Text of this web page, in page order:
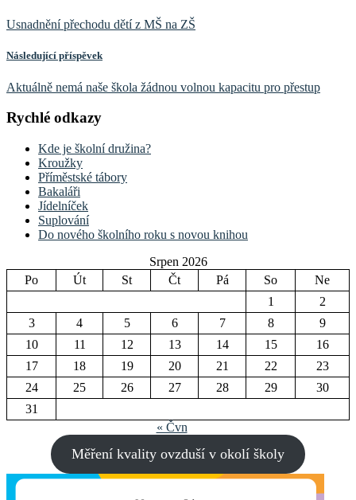
Usnadnění přechodu dětí z MŠ na ZŠ
Následující příspěvek
Aktuálně nemá naše škola žádnou volnou kapacitu pro přestup
Rychlé odkazy
Kde je školní družina?
Kroužky
Příměstské tábory
Bakaláři
Jídelníček
Suplování
Do nového školního roku s novou knihou
Srpen 2026
Po
Út St Čt Pá So
Ne
1
2
3
4 5 6 7 8
9
10
11 12 13 14 15
16
17
18 19 20 21 22
23
24
25 26 27 28 29
30
31
« Čvn
Měření kvality ovzduší v okolí školy